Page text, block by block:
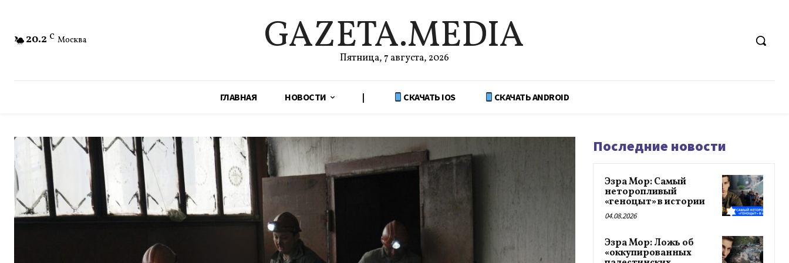
20.2 C Москва GAZETA.MEDIA
Пятница, 7 августа, 2026
ГЛАВНАЯ НОВОСТИ | СКАЧАТЬ IOS СКАЧАТЬ ANDROID
Последние новости
Эзра Мор: Самый
неторопливый
«геноцыт» в истории
04.08.2026
Эзра Мор: Ложь об
«оккупированных